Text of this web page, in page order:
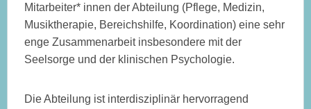
Mitarbeiter* innen der Abteilung (Pflege, Medizin,
Musiktherapie, Bereichshilfe, Koordination) eine sehr
enge Zusammenarbeit insbesondere mit der
Seelsorge und der klinischen Psychologie.
Die Abteilung ist interdisziplinär hervorragend